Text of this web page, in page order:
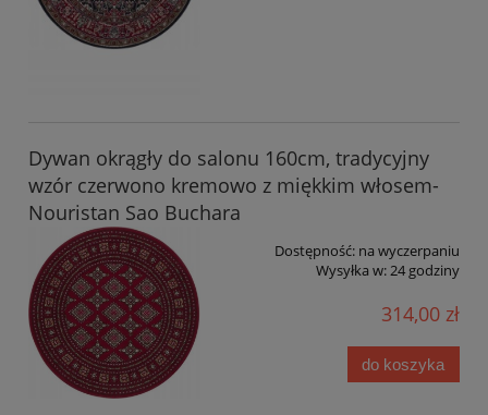
Dywan okrągły do salonu 160cm, tradycyjny
wzór czerwono kremowo z miękkim włosem-
Nouristan Sao Buchara
Dostępność: na wyczerpaniu
Wysyłka w:24 godziny
314,00 zł
do koszyka